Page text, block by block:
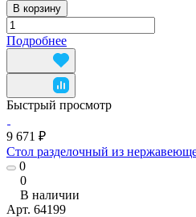
В корзину
Подробнее
Быстрый просмотр
9 671 ₽
Стол разделочный из
0
0
В наличии
Арт. 64199